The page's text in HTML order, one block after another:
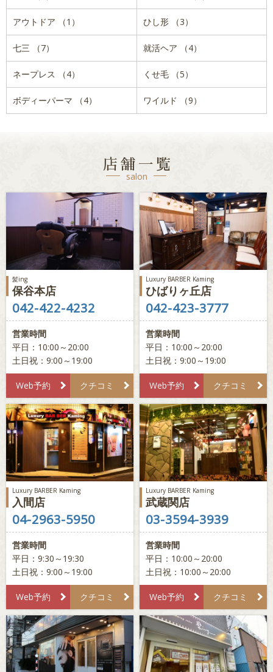
アウトドア （1） ひし形 （3）
七三 （7） 就活ヘア （4）
ネープレス （4） くせ毛 （5）
ボディーパーマ （4） ワイルド （9）
店舗一覧
salon
髪ing
保谷本店
042-422-4232
営業時間
平日：10:00～20:00
土日祝：9:00～19:00
Web予約 クチコミ
Luxury BARBER Kaming
ひばりヶ丘店
042-423-3777
営業時間
平日：10:00～20:00
土日祝：9:00～19:00
Web予約 クチコミ
Luxury BARBER Kaming
入間店
04-2963-5950
営業時間
平日：9:30～19:30
土日祝：9:00～19:00
Web予約 クチコミ
Luxury BARBER Kaming
武蔵関店
03-3594-3939
営業時間
平日：10:00～20:00
土日祝：10:00～20:00
Web予約 クチコミ